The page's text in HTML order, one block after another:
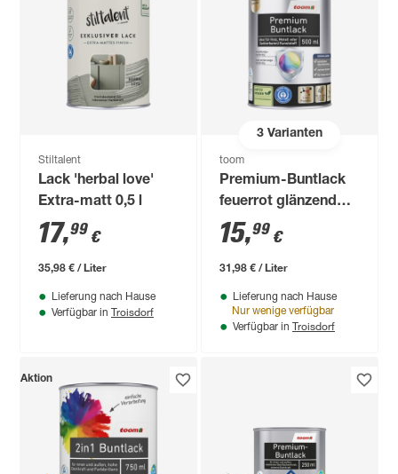
Stiltalent
Lack 'herbal love'
Extra-matt 0,5 l
17,99 €
35,98 € / Liter
Lieferung nach Hause
Verfügbar in Troisdorf
3Varianten
toom
Premium-Buntlack
feuerrot glänzend
500 ml
15,99 €
31,98 € / Liter
Lieferung nach Hause
Nur wenige verfügbar
Verfügbar in Troisdorf
Aktion